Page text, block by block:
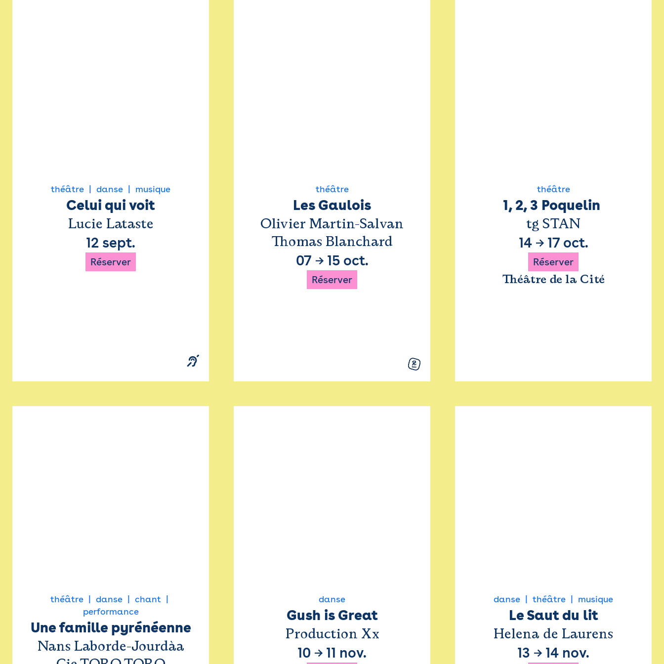
théâtre danse musique
Celui qui voit
Lucie Lataste
12 sept.
Réserver
théâtre
Les Gaulois
Olivier Martin-Salvan
Thomas Blanchard
07 → 15 oct.
Réserver
théâtre
1, 2, 3 Poquelin
tg STAN
14→ 17 oct.
Réserver
Théâtre de la Cité
théâtre danse
chant
performance
Une famille pyrénéenne
Nans Laborde-Jourdàa
danse
Gush is Great
Production Xx
10 → 11 nov.
danse théâtre musique
Le Saut du lit
Helena de Laurens
13 → 14 nov.